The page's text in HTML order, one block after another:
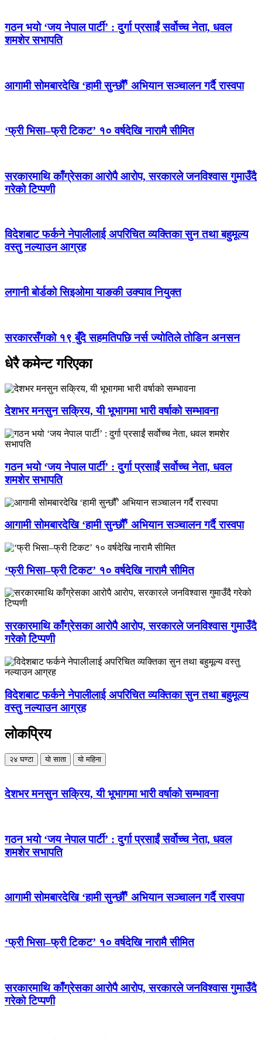
गठन भयो ‘जय नेपाल पार्टी’ : दुर्गा प्रसाईं सर्वोच्च नेता, धवल
शमशेर सभापति
आगामी सोमबारदेखि ‘हामी सुन्छौँ’ अभियान सञ्चालन गर्दै रास्वपा
‘फ्री भिसा–फ्री टिकट’ १० वर्षदेखि नारामै सीमित
सरकारमाथि काँग्रेसका आरोपै आरोप, सरकारले जनविश्वास गुमाउँदै
गरेको टिप्पणी
विदेशबाट फर्कने नेपालीलाई अपरिचित व्यक्तिका सुन तथा बहुमूल्य
वस्तु नल्याउन आग्रह
लगानी बोर्डको सिइओमा याङकी उक्याव नियुक्त
सरकारसँगको १९ बुँदे सहमतिपछि नर्स ज्योतिले तोडिन अनसन
धेरै कमेन्ट गरिएका
देशभर मनसुन सक्रिय, यी भूभागमा भारी वर्षाको सम्भावना
गठन भयो ‘जय नेपाल पार्टी’ : दुर्गा प्रसाईं सर्वोच्च नेता, धवल
शमशेर सभापति
आगामी सोमबारदेखि ‘हामी सुन्छौँ’ अभियान सञ्चालन गर्दै रास्वपा
‘फ्री भिसा–फ्री टिकट’ १० वर्षदेखि नारामै सीमित
सरकारमाथि काँग्रेसका आरोपै आरोप, सरकारले जनविश्वास गुमाउँदै
गरेको टिप्पणी
विदेशबाट फर्कने नेपालीलाई अपरिचित व्यक्तिका सुन तथा बहुमूल्य
वस्तु नल्याउन आग्रह
लोकप्रिय
२४ घण्टा यो साता यो महिना
देशभर मनसुन सक्रिय, यी भूभागमा भारी वर्षाको सम्भावना
गठन भयो ‘जय नेपाल पार्टी’ : दुर्गा प्रसाईं सर्वोच्च नेता, धवल
शमशेर सभापति
आगामी सोमबारदेखि ‘हामी सुन्छौँ’ अभियान सञ्चालन गर्दै रास्वपा
‘फ्री भिसा–फ्री टिकट’ १० वर्षदेखि नारामै सीमित
सरकारमाथि काँग्रेसका आरोपै आरोप, सरकारले जनविश्वास गुमाउँदै
गरेको टिप्पणी